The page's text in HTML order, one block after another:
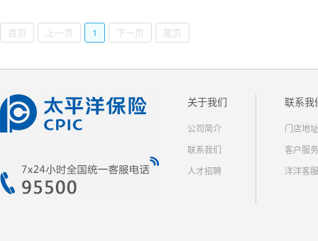
首页 上一页 1 下一页 尾页
关于我们
公司简介
联系我们
人才招聘
联系我
门店地址
客户服务
洋洋客服